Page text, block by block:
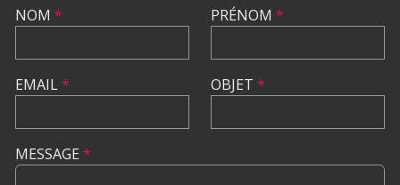
NOM *
EMAIL*
PRÉNOM *
OBJET *
MESSAGE *